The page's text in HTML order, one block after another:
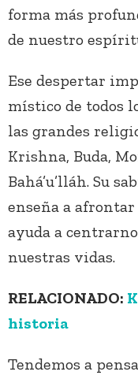
forma más
de nuestro
Ese despertar
místico de todos
las grandes
Krishna, Buda,
Bahá’u’lláh. Su
enseña a
ayuda a
nuestras vidas.
RELACIONADO:
historia
Tendemos a